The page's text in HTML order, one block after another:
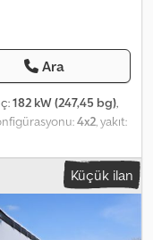
Ara
182 kW (247,45 bg),
4x2, yakıt:
2013, Donanım:ABS,
kilidi, hidrolik arka
, - Klima
Küçük ilan